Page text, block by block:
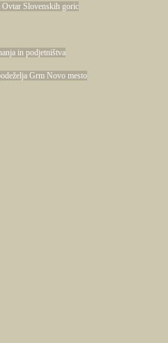
Ovtar Slovenskih goric
in podjetništva
Grm Novo mesto